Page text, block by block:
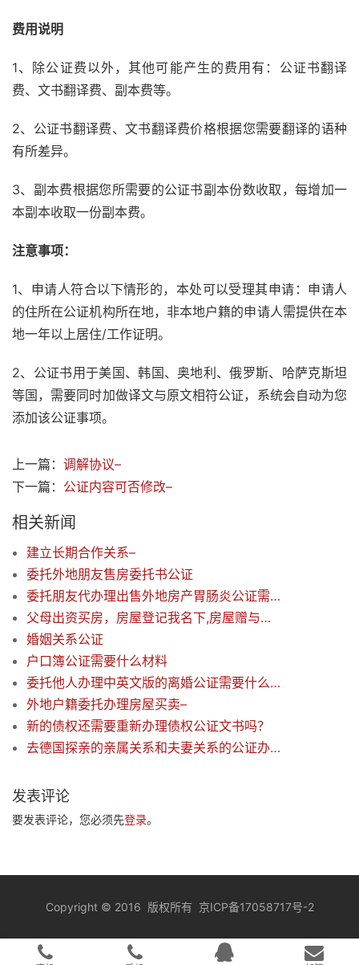
费用说明
1、除公证费以外，其他可能产生的费用有：公证书翻译
费、文书翻译费、副本费等。
2、公证书翻译费、文书翻译费价格根据您需要翻译的语种
有所差异。
3、副本费根据您所需要的公证书副本份数收取，每增加一
本副本收取一份副本费。
注意事项：
1、申请人符合以下情形的，本处可以受理其申请：申请人
的住所在公证机构所在地，非本地户籍的申请人需提供在本
地一年以上居住/工作证明。
2、公证书用于美国、韩国、奥地利、俄罗斯、哈萨克斯坦
等国，需要同时加做译文与原文相符公证，系统会自动为您
添加该公证事项。
上一篇： 调解协议–
下一篇： 公证内容可否修改–
相关新闻
建立长期合作关系–
委托外地朋友售房委托书公证
委托朋友代办理出售外地房产胃肠炎公证需要哪些材料？没有购房发票和契税凭证可以吗？
父母出资买房，房屋登记我名下,房屋赠与公证
婚姻关系公证
户口簿公证需要什么材料
委托他人办理中英文版的离婚公证需要什么材料
外地户籍委托办理房屋买卖–
新的债权还需要重新办理债权公证文书吗？
去德国探亲的亲属关系和夫妻关系的公证办理？ 需什么材料吗？
发表评论
要发表评论，您必须先登录。
Copyright © 2016 版权所有 京ICP备17058717号-2